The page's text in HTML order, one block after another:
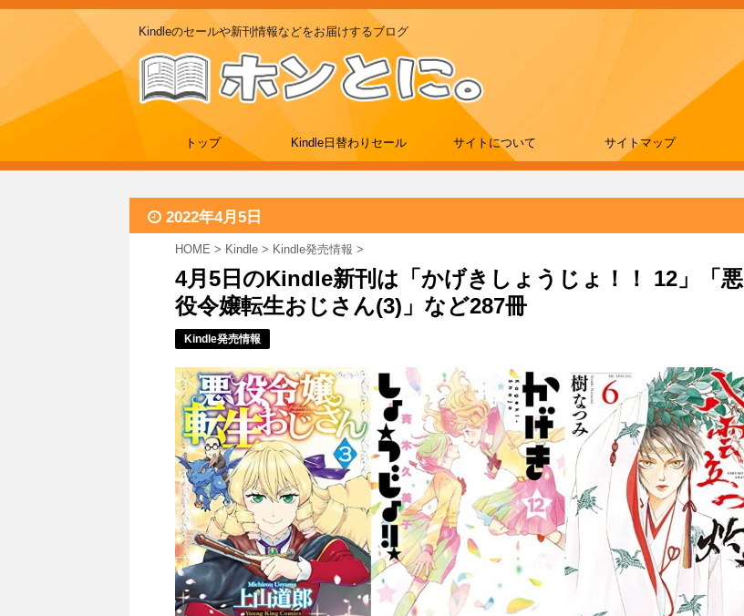
Kindleのセールや新刊情報などをお届けするブログ
トップ Kindle日替わりセール サイトについて サイトマップ
2022年4月5日
HOME > Kindle > Kindle発売情報 >
4月5日のKindle新刊は「かげきしょうじょ！！ 12」「悪
役令嬢転生おじさん(3)」など287冊
Kindle発売情報